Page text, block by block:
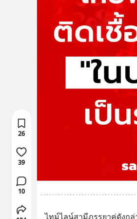
ไทม์ไลน์สามีภรรยาคู่ดังกล่
26
39
10